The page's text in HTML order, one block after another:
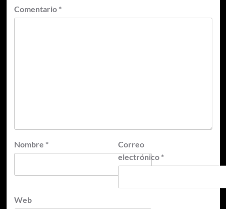
Comentario *
Nombre *
Correo
electrónico *
Web